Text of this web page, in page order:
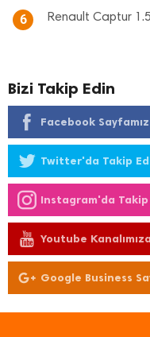
6 Renault Captur
Bizi Takip Edin
Facebook
Twitter'da Takip
Instagram'da Takip
Youtube
Google Business